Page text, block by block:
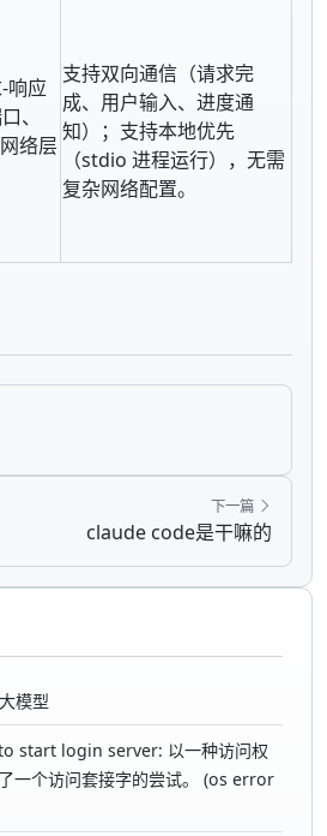
响应
、
络层
支持双向通信（请求完
成、用户输入、进度通
知）；支持本地优先
（stdio 进程运行），无需
复杂网络配置。
下一篇
claude code是干嘛的
模型
start login server: 以一种访问权
一个访问套接字的尝试。 (os error